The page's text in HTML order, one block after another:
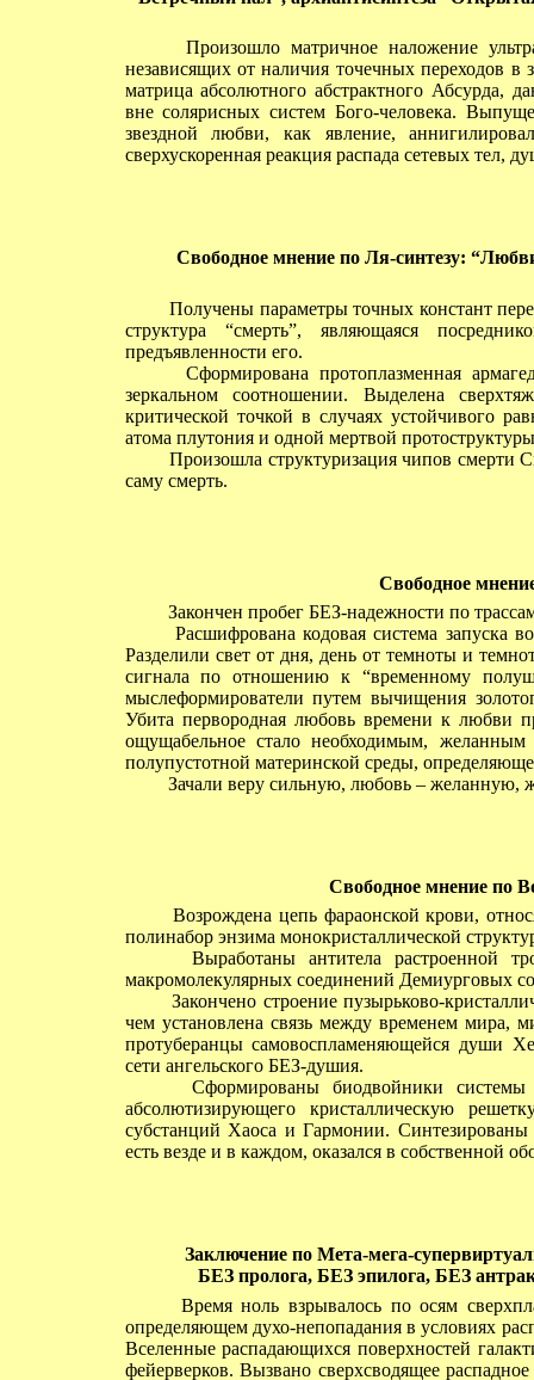
Произошло матричное наложение
независящих от наличия точечных переходов в
матрица абсолютного абстрактного Абсурда,
вне солярисных систем Бого-человека.
звездной любви, как явление,
сверхускоренная реакция распада сетевых тел,
Свободное мнение по Ля-синтезу:
Получены параметры точных констант
структура “смерть”, являющаяся
предъявленности его.
Сформирована протоплазменная
зеркальном соотношении. Выделена
критической точкой в случаях устойчивого
атома плутония и одной мертвой
Произошла структуризация чипов смерти
саму смерть.
Свободное
Закончен пробег БЕЗ-надежности по
Расшифрована кодовая система запуска
Разделили свет от дня, день от темноты и
сигнала по отношению к “временному
мыслеформирователи путем вычищения
Убита первородная любовь времени к любви
ощущабельное стало необходимым,
полупустотной материнской среды,
Зачали веру сильную, любовь – желанную,
Свободное мнение по
Возрождена цепь фараонской крови,
полинабор энзима монокристаллической
Выработаны антитела растроенной
макромолекулярных соединений Демиурговых
Закончено строение пузырьково-
чем установлена связь между временем мира,
протуберанцы самовоспламеняющейся души
сети ангельского БЕЗ-душия.
Сформированы биодвойники системы
абсолютизирующего кристаллическую
субстанций Хаоса и Гармонии. Синтезированы
есть везде и в каждом, оказался в собственной
Заключение по Мета-мега-
БЕЗ пролога, БЕЗ эпилога, БЕЗ
Время ноль взрывалось по осям
определяющем духо-непопадания в условиях
Вселенные распадающихся поверхностей
фейерверков. Вызвано сверхсводящее